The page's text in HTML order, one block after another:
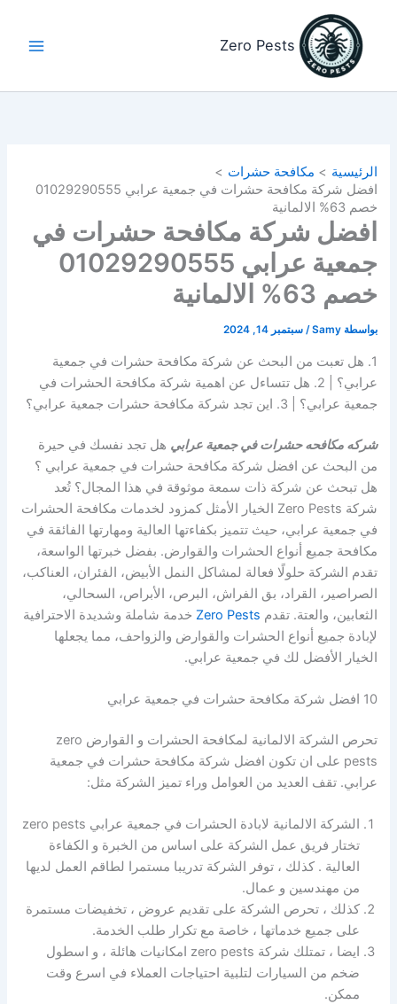
المحتوى
Zero Pests
الرئيسية
مكافحة حشرات
افضل شركة مكافحة حشرات في جمعية عرابي 01029290555
خصم 63% الالمانية
افضل شركة مكافحة حشرات في
جمعية عرابي 01029290555
خصم 63% الالمانية
بواسطة Samy
/سبتمبر 14, 2024
1. هل تعبت من البحث عن شركة مكافحة حشرات في جمعية
عرابي؟ | 2. هل تتساءل عن اهمية شركة مكافحة الحشرات في
جمعية عرابي؟ | 3. اين تجد شركة مكافحة حشرات جمعية عرابي؟
شركه مكافحه حشرات في جمعية عرابي هل تجد نفسك في حيرة
من البحث عن افضل شركة مكافحة حشرات في جمعية عرابي ؟
هل تبحث عن شركة ذات سمعة موثوقة في هذا المجال؟ تُعد
شركة Zero Pests الخيار الأمثل كمزود لخدمات مكافحة الحشرات
في جمعية عرابي، حيث تتميز بكفاءتها العالية ومهارتها الفائقة في
مكافحة جميع أنواع الحشرات والقوارض. بفضل خبرتها الواسعة،
تقدم الشركة حلولًا فعالة لمشاكل النمل الأبيض، الفئران، العناكب،
الصراصير، القراد، بق الفراش، البرص، الأبراص، السحالي،
الثعابين، والعتة. تقدم Zero Pests خدمة شاملة وشديدة الاحترافية
لإبادة جميع أنواع الحشرات والقوارض والزواحف، مما يجعلها
الخيار الأفضل لك في جمعية عرابي.
10 افضل شركة مكافحة حشرات في جمعية عرابي
تحرص الشركة الالمانية لمكافحة الحشرات و القوارض zero
pests على ان تكون افضل شركة مكافحة حشرات في جمعية
عرابي. تقف العديد من العوامل وراء تميز الشركة مثل:
الشركة الالمانية لابادة الحشرات في جمعية عرابي zero pests
تختار فريق عمل الشركة على اساس من الخبرة و الكفاءة
العالية . كذلك ، توفر الشركة تدريبا مستمرا لطاقم العمل لديها
من مهندسين و عمال.
كذلك ، تحرص الشركة على تقديم عروض ، تخفيضات مستمرة
على جميع خدماتها ، خاصة مع تكرار طلب الخدمة.
ايضا ، تمتلك شركة zero pests امكانيات هائلة ، و اسطول
ضخم من السيارات لتلبية احتياجات العملاء في اسرع وقت
ممكن.